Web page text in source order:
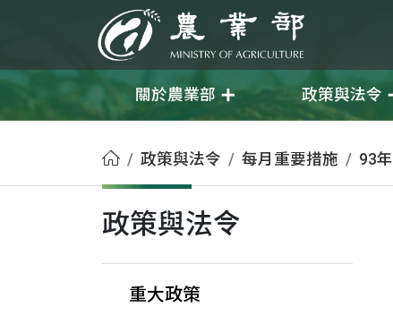
農業部
關於農業部 政策與法令
首頁政策與法令 每月重要措施 93年
政策與法令
重大政策